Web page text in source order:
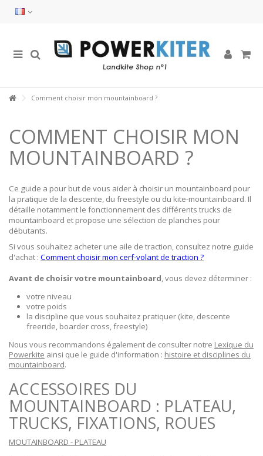
Comment choisir mon mountainboard ?
COMMENT CHOISIR MON
MOUNTAINBOARD ?
Ce guide a pour but de vous aider à choisir un mountainboard pour
la pratique de la descente, du freestyle ou du kite-mountainboard. Il
détaille notamment le fonctionnement des différents trucks de
mountainboard et propose une sélection de planches pour
débutants.
Si vous souhaitez acheter une aile de traction, consultez notre guide
d'achat : Comment choisir mon cerf-volant de traction ?
Avant de choisir votre mountainboard, vous devez déterminer :
votre niveau
votre poids
la discipline que vous souhaitez pratiquer (kite, descente
freeride, boarder cross, freestyle)
Nous vous recommandons également de consulter notre Lexique du
Powerkite ainsi que le guide d'information : histoire et disciplines du
mountainboard.
ACCESSOIRES DU
MOUNTAINBOARD : PLATEAU,
TRUCKS, FIXATIONS, ROUES
MOUTAINBOARD - PLATEAU